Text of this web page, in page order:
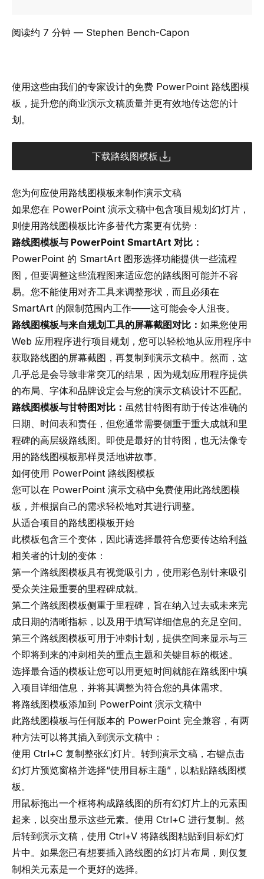
阅读约 7 分钟 — Stephen Bench-Capon
使用这些由我们的专家设计的免费 PowerPoint 路线图模
板，提升您的商业演示文稿质量并更有效地传达您的计
划。
下载路线图模板
您为何应使用路线图模板来制作演示文稿
如果您在 PowerPoint 演示文稿中包含项目规划幻灯片，
则使用路线图模板比许多替代方案更有优势：
路线图模板与 PowerPoint SmartArt 对比：
PowerPoint 的 SmartArt 图形选择功能提供一些流程
图，但要调整这些流程图来适应您的路线图可能并不容
易。您不能使用对齐工具来调整形状，而且必须在
SmartArt 的限制范围内工作——这可能会令人沮丧。
路线图模板与来自规划工具的屏幕截图对比： 如果您使用
Web 应用程序进行项目规划，您可以轻松地从应用程序中
获取路线图的屏幕截图，再复制到演示文稿中。然而，这
几乎总是会导致非常突兀的结果，因为规划应用程序提供
的布局、字体和品牌设定会与您的演示文稿设计不匹配。
路线图模板与甘特图对比： 虽然甘特图有助于传达准确的
日期、时间表和责任，但您通常需要侧重于重大成就和里
程碑的高层级路线图。即使是最好的甘特图，也无法像专
用的路线图模板那样灵活地讲故事。
如何使用 PowerPoint 路线图模板
您可以在 PowerPoint 演示文稿中免费使用此路线图模
板，并根据自己的需求轻松地对其进行调整。
从适合项目的路线图模板开始
此模板包含三个变体，因此请选择最符合您要传达给利益
相关者的计划的变体：
第一个路线图模板具有视觉吸引力，使用彩色别针来吸引
受众关注最重要的里程碑成就。
第二个路线图模板侧重于里程碑，旨在纳入过去或未来完
成日期的清晰指标，以及用于填写详细信息的充足空间。
第三个路线图模板可用于冲刺计划，提供空间来显示与三
个即将到来的冲刺相关的重点主题和关键目标的概述。
选择最合适的模板让您可以用更短时间就能在路线图中填
入项目详细信息，并将其调整为符合您的具体需求。
将路线图模板添加到 PowerPoint 演示文稿中
此路线图模板与任何版本的 PowerPoint 完全兼容，有两
种方法可以将其插入到演示文稿中：
使用 Ctrl+C 复制整张幻灯片。转到演示文稿，右键点击
幻灯片预览窗格并选择“使用目标主题”，以粘贴路线图模
板。
用鼠标拖出一个框将构成路线图的所有幻灯片上的元素围
起来，以突出显示这些元素。使用 Ctrl+C 进行复制。然
后转到演示文稿，使用 Ctrl+V 将路线图粘贴到目标幻灯
片中。如果您已有想要插入路线图的幻灯片布局，则仅复
制相关元素是一个更好的选择。